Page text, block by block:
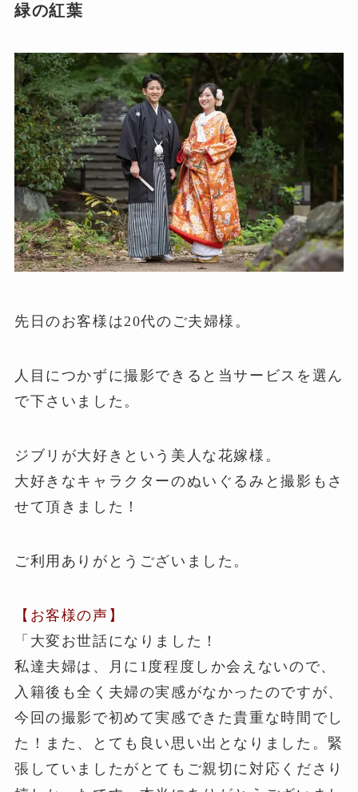
緑の紅葉
先日のお客様は20代のご夫婦様。
人目につかずに撮影できると当サービスを選ん
で下さいました。
ジブリが大好きという美人な花嫁様。
大好きなキャラクターのぬいぐるみと撮影もさ
せて頂きました！
ご利用ありがとうございました。
【お客様の声】
「大変お世話になりました！
私達夫婦は、月に1度程度しか会えないので、
入籍後も全く夫婦の実感がなかったのですが、
今回の撮影で初めて実感できた貴重な時間でし
た！また、とても良い思い出となりました。緊
張していましたがとてもご親切に対応くださり